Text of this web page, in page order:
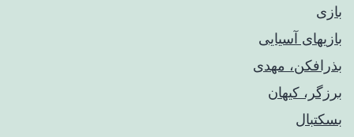
بازی
بازیهای آسیایی
بذرافکن، مهدی
برزگر، کیهان
بسکتبال